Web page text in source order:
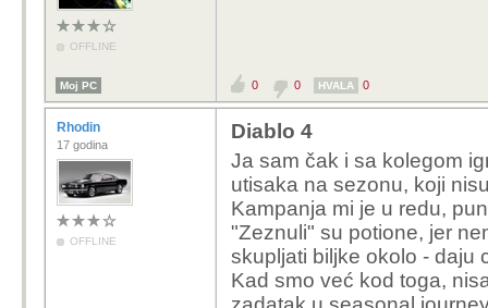
OFFLINE
Moj PC 0 0 HVALA 0
Rhodin
17 godina
OFFLINE
Diablo 4
Ja sam čak i sa kolegom
utisaka na sezonu, koji
Kampanja mi je u redu,
"Zeznuli" su potione, jer
skupljati biljke okolo - daju
Kad smo već kod toga,